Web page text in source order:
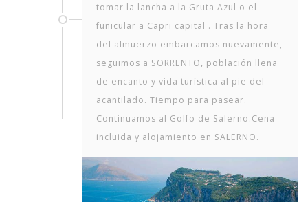
tomar la lancha a la Gruta Azul o el
funicular a Capri capital . Tras la hora
del almuerzo embarcamos nuevamente,
seguimos a SORRENTO, población llena
de encanto y vida turística al pie del
acantilado. Tiempo para pasear.
Continuamos al Golfo de Salerno.Cena
incluida y alojamiento en SALERNO.